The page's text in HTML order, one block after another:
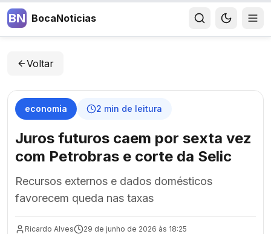
BN BocaNoticias
Voltar
economia 2 min de leitura
Juros futuros caem por sexta vez
com Petrobras e corte da Selic
Recursos externos e dados domésticos
favorecem queda nas taxas
Ricardo Alves 29 de junho de 2026 às 18:25